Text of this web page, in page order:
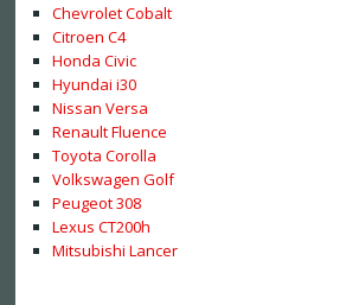
Chevrolet Cobalt
Citroen C4
Honda Civic
Hyundai i30
Nissan Versa
Renault Fluence
Toyota Corolla
Volkswagen Golf
Peugeot 308
Lexus CT200h
Mitsubishi Lancer